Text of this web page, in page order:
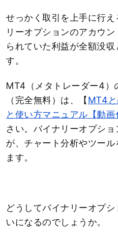
せっかく取引を上手に行
リーオプションのアカウ
られていた利益が全額没
す。
MT4（メタトレーダー4）
（完全無料）は、【MT4
と使い方マニュアル【動画
さい。バイナリーオプシ
が、チャート分析やツー
ます。
どうしてバイナリーオプ
いになるのでしょうか。